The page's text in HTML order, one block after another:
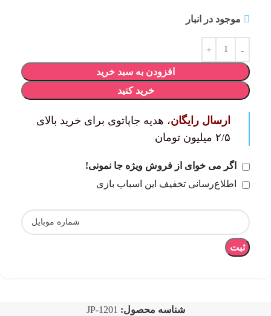
موجود در انبار
افزودن به سبد خرید
خرید کنید
ارسال رایگان، هدیه جاپاتوی برای خرید بالای
۲/۵ میلیون تومان
اگر می خوای از فروش ویژه جا نمونی!
اطلاع‌رسانی تخفیف این اسباب بازی
ثبت
شناسه محصول: JP-1201